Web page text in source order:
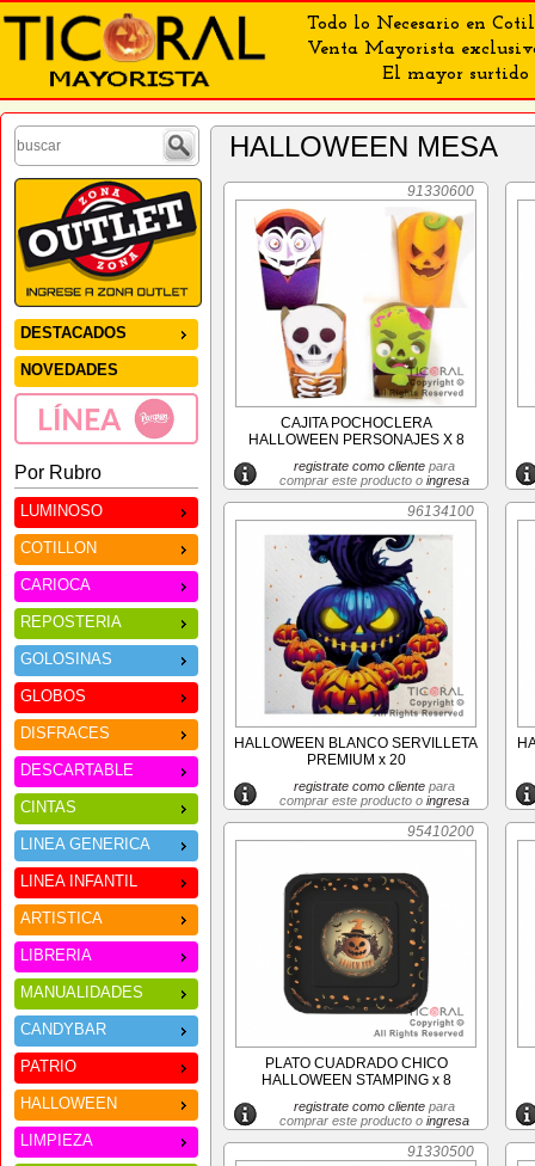
Todo lo Necesario en
Venta Mayorista
El mayor surtido
DESTACADOS
NOVEDADES
Por Rubro
LUMINOSO
COTILLON
CARIOCA
REPOSTERIA
GOLOSINAS
GLOBOS
DISFRACES
DESCARTABLE
CINTAS
LINEA GENERICA
LINEA INFANTIL
ARTISTICA
LIBRERIA
MANUALIDADES
CANDYBAR
PATRIO
HALLOWEEN
LIMPIEZA
HALLOWEEN MESA
91330600
CAJITA POCHOCLERA
HALLOWEEN PERSONAJES X 8
registrate como clientepara
comprar este producto o ingresa
96134100
HALLOWEEN BLANCO SERVILLETA
PREMIUM x 20
registrate como clientepara
comprar este producto o ingresa
95410200
PLATO CUADRADO CHICO
HALLOWEEN STAMPING x 8
registrate como clientepara
comprar este producto o ingresa
91330500